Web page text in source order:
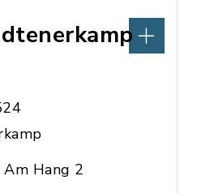
Hang 2